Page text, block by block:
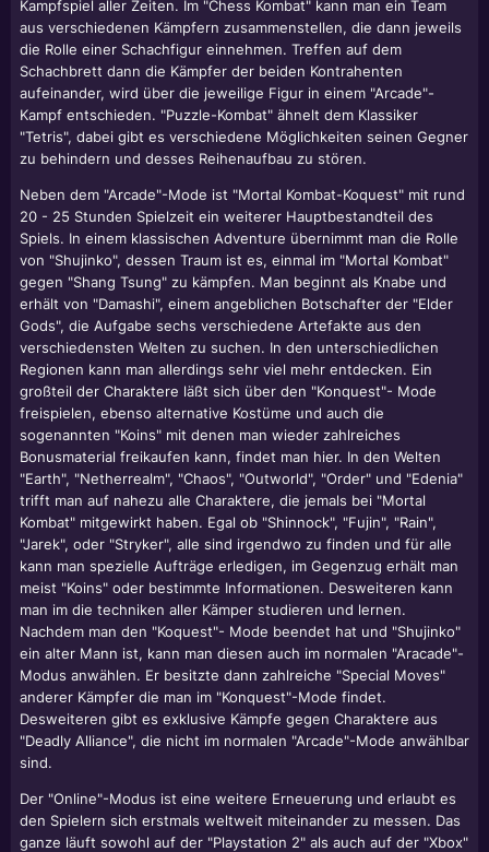
Kampfspiel aller Zeiten. Im "Chess Kombat" kann man ein Team
aus verschiedenen Kämpfern zusammenstellen, die dann jeweils
die Rolle einer Schachfigur einnehmen. Treffen auf dem
Schachbrett dann die Kämpfer der beiden Kontrahenten
aufeinander, wird über die jeweilige Figur in einem "Arcade"-
Kampf entschieden. "Puzzle-Kombat" ähnelt dem Klassiker
"Tetris", dabei gibt es verschiedene Möglichkeiten seinen Gegner
zu behindern und desses Reihenaufbau zu stören.
Neben dem "Arcade"-Mode ist "Mortal Kombat-Koquest" mit rund
20 - 25 Stunden Spielzeit ein weiterer Hauptbestandteil des
Spiels. In einem klassischen Adventure übernimmt man die Rolle
von "Shujinko", dessen Traum ist es, einmal im "Mortal Kombat"
gegen "Shang Tsung" zu kämpfen. Man beginnt als Knabe und
erhält von "Damashi", einem angeblichen Botschafter der "Elder
Gods", die Aufgabe sechs verschiedene Artefakte aus den
verschiedensten Welten zu suchen. In den unterschiedlichen
Regionen kann man allerdings sehr viel mehr entdecken. Ein
großteil der Charaktere läßt sich über den "Konquest"- Mode
freispielen, ebenso alternative Kostüme und auch die
sogenannten "Koins" mit denen man wieder zahlreiches
Bonusmaterial freikaufen kann, findet man hier. In den Welten
"Earth", "Netherrealm", "Chaos", "Outworld", "Order" und "Edenia"
trifft man auf nahezu alle Charaktere, die jemals bei "Mortal
Kombat" mitgewirkt haben. Egal ob "Shinnock", "Fujin", "Rain",
"Jarek", oder "Stryker", alle sind irgendwo zu finden und für alle
kann man spezielle Aufträge erledigen, im Gegenzug erhält man
meist "Koins" oder bestimmte Informationen. Desweiteren kann
man im die techniken aller Kämper studieren und lernen.
Nachdem man den "Koquest"- Mode beendet hat und "Shujinko"
ein alter Mann ist, kann man diesen auch im normalen "Aracade"-
Modus anwählen. Er besitzte dann zahlreiche "Special Moves"
anderer Kämpfer die man im "Konquest"-Mode findet.
Desweiteren gibt es exklusive Kämpfe gegen Charaktere aus
"Deadly Alliance", die nicht im normalen "Arcade"-Mode anwählbar
sind.
Der "Online"-Modus ist eine weitere Erneuerung und erlaubt es
den Spielern sich erstmals weltweit miteinander zu messen. Das
ganze läuft sowohl auf der "Playstation 2" als auch auf der "Xbox"